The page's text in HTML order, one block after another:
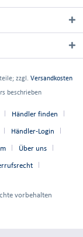
zzgl. Versandkosten
beschrieben
Händler finden
Händler-Login
Über uns
vorbehalten